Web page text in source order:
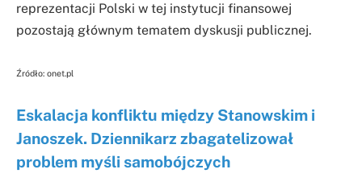
reprezentacji Polski w tej instytucji finansowej
pozostają głównym tematem dyskusji publicznej.
Źródło: onet.pl
Eskalacja konfliktu między Stanowskim i
Janoszek. Dziennikarz zbagatelizował
problem myśli samobójczych